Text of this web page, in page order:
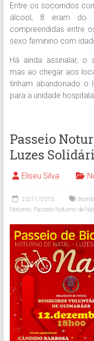
Entre os socorridos
álcool, 8 eram do
compreendidas entre
sexo feminino com
Há ainda assinalar, o
mas ao chegar aos
tinham abandonado o
para a unidade
Passeio
Luzes
Eliseu Silva
23/11/2015
Noturno, Passeio Noturno de